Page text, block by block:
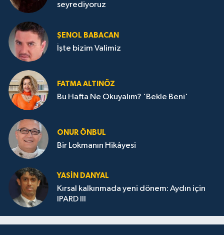
seyrediyoruz
ŞENOL BABACAN
İşte bizim Valimiz
FATMA ALTINÖZ
Bu Hafta Ne Okuyalım? 'Bekle Beni'
ONUR ÖNBUL
Bir Lokmanın Hikâyesi
YASIN DANYAL
Kırsal kalkınmada yeni dönem: Aydın için
IPARD III